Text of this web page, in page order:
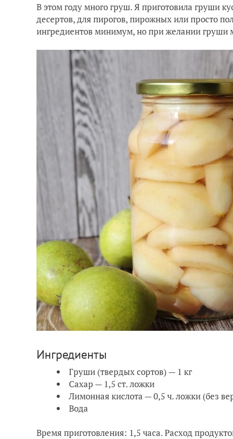
В этом году много груш. Я приготовила груши
десертов, для пирогов, пирожных или просто
ингредиентов минимум, но при желании груши
Ингредиенты
Груши (твердых сортов) — 1 кг
Сахар — 1,5 ст. ложки
Лимонная кислота — 0,5 ч. ложки (без
Вода
Время приготовления: 1,5 часа. Расход